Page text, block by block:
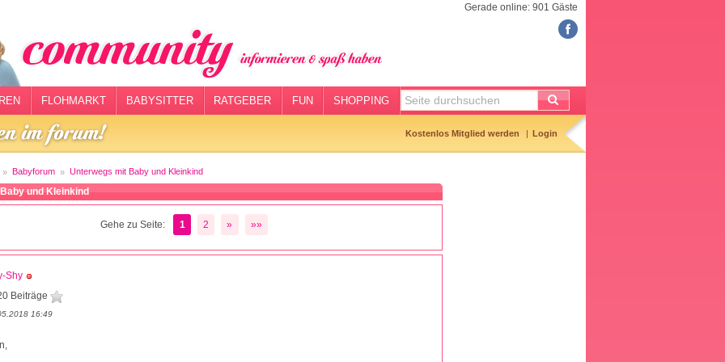
Gerade online: 901 Gäste
FLOHMARKT BABYSITTER RATGEBER FUN SHOPPING
Kostenlos Mitglied werden Login
Babyforum Unterwegs mit Baby und Kleinkind
und Kleinkind
Gehe zu Seite: 1 2 » »»
Shy
Beiträge
16:49